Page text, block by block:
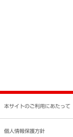
反社会的勢力に対する基
書面による個人情報の
本サイトのご利用にあたって
個人情報保護方針